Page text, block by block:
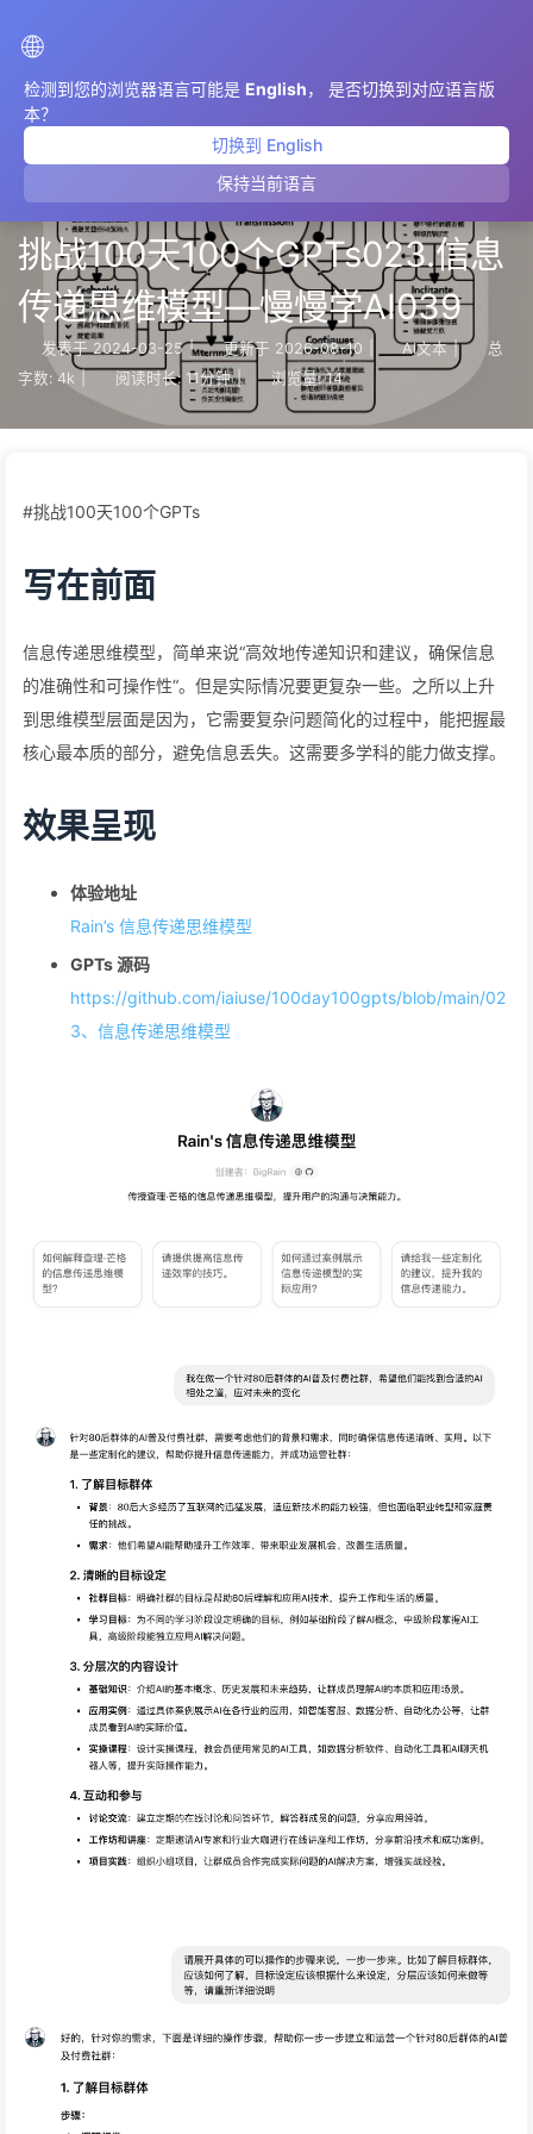
🌐
检测到您的浏览器语言可能是 English， 是否切换到对应语言版
本？
切换到 English
保持当前语言
挑战100天100个GPTs023.信息
传递思维模型—慢慢学AI039
发表于 2024-03-25 | 更新于 2026-08-10 AI文本 |
总
字数: 4k 阅读时长: 11分钟 | 浏览量: 14
#挑战100天100个GPTs
写在前面
信息传递思维模型，简单来说“高效地传递知识和建议，确保信息
的准确性和可操作性“。但是实际情况要更复杂一些。之所以上升
到思维模型层面是因为，它需要复杂问题简化的过程中，能把握最
核心最本质的部分，避免信息丢失。这需要多学科的能力做支撑。
效果呈现
体验地址
Rain’s 信息传递思维模型
GPTs 源码
https://github.com/iaiuse/100day100gpts/blob/main/02
3、信息传递思维模型